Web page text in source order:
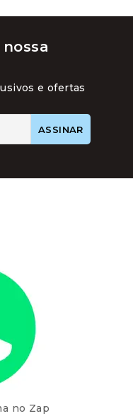
e ofertas
no Zap